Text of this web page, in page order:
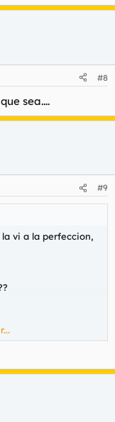
#8
sea....
#9
vi a la perfeccion,